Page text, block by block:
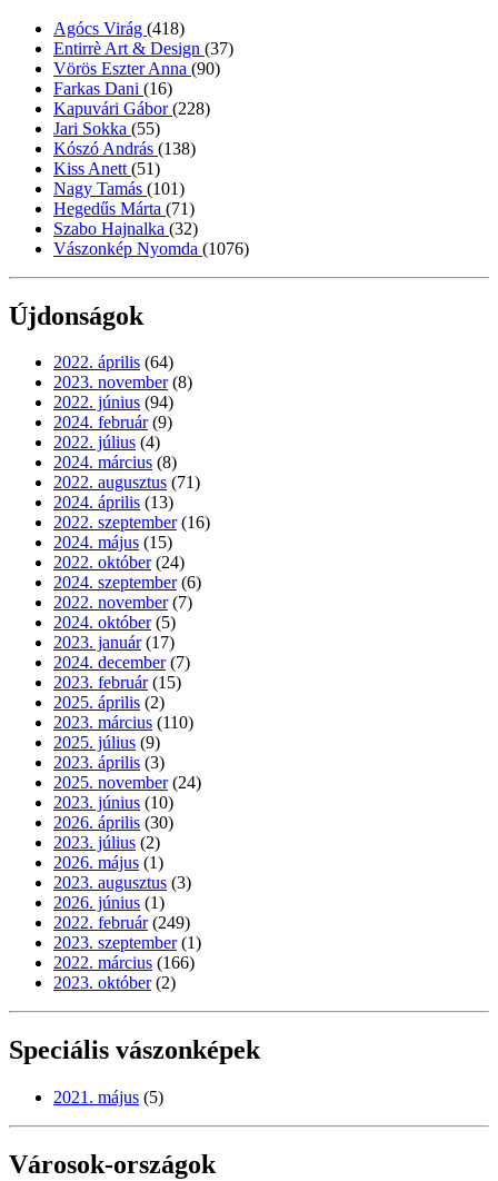
Agócs Virág (418)
Entirrè Art & Design (37)
Vörös Eszter Anna (90)
Farkas Dani (16)
Kapuvári Gábor(228)
Jari Sokka (55)
Kószó András (138)
Kiss Anett (51)
Nagy Tamás (101)
Hegedűs Márta (71)
Szabo Hajnalka (32)
Vászonkép Nyomda (1076)
Újdonságok
2022. április (64)
2023. november (8)
2022. június (94)
2024. február (9)
2022. július (4)
2024. március (8)
2022. augusztus (71)
2024. április (13)
2022. szeptember (16)
2024. május (15)
2022. október (24)
2024. szeptember (6)
2022. november (7)
2024. október (5)
2023. január (17)
2024. december (7)
2023. február (15)
2025. április (2)
2023. március (110)
2025. július (9)
2023. április (3)
2025. november (24)
2023. június (10)
2026. április (30)
2023. július (2)
2026. május (1)
2023. augusztus (3)
2026. június (1)
2022. február (249)
2023. szeptember (1)
2022. március (166)
2023. október (2)
Speciális vászonképek
2021. május (5)
Városok-országok